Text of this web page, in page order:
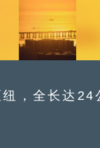
，全长达24